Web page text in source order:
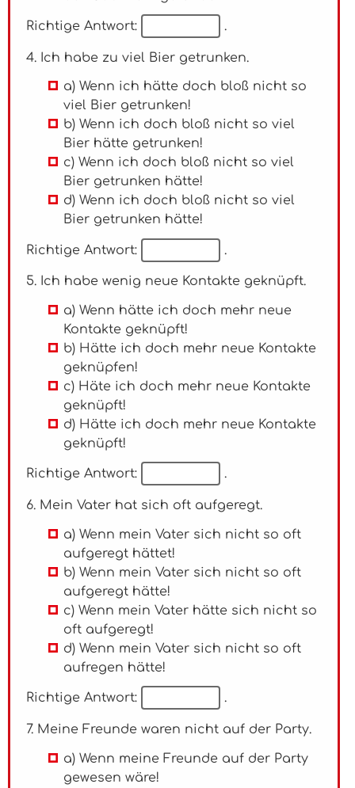
Richtige Antwort: .
4. Ich habe zu viel Bier getrunken.
a) Wenn ich hätte doch bloß nicht so
viel Bier getrunken!
b) Wenn ich doch bloß nicht so viel
Bier hätte getrunken!
c) Wenn ich doch bloß nicht so viel
Bier getrunken hätte!
d) Wenn ich doch bloß nicht so viel
Bier getrunken hätte!
Richtige Antwort: .
5. Ich habe wenig neue Kontakte geknüpft.
a) Wenn hätte ich doch mehr neue
Kontakte geknüpft!
b) Hätte ich doch mehr neue Kontakte
geknüpfen!
c) Häte ich doch mehr neue Kontakte
geknüpft!
d) Hätte ich doch mehr neue Kontakte
geknüpft!
Richtige Antwort: .
6. Mein Vater hat sich oft aufgeregt.
a) Wenn mein Vater sich nicht so oft
aufgeregt hättet!
b) Wenn mein Vater sich nicht so oft
aufgeregt hätte!
c) Wenn mein Vater hätte sich nicht so
oft aufgeregt!
d) Wenn mein Vater sich nicht so oft
aufregen hätte!
Richtige Antwort: .
7. Meine Freunde waren nicht auf der Party.
a) Wenn meine Freunde auf der Party
gewesen wäre!